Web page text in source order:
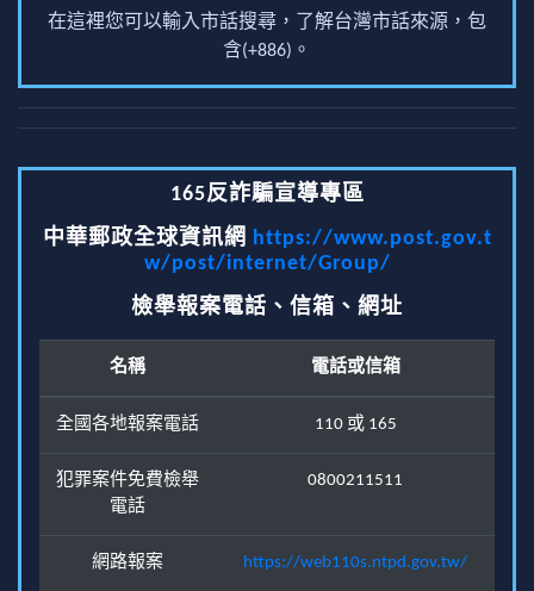
在這裡您可以輸入市話搜尋，了解台灣市話來源，包
含(+886)。
165反詐騙宣導專區
中華郵政全球資訊網 https://www.post.gov.t
w/post/internet/Group/
檢舉報案電話、信箱、網址
名稱 電話或信箱
全國各地報案電話 110 或 165
犯罪案件免費檢舉
電話
0800211511
網路報案 https://web110s.ntpd.gov.tw/